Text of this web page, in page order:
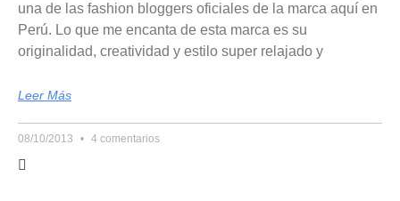
una de las fashion bloggers oficiales de la marca aquí en
Perú. Lo que me encanta de esta marca es su
originalidad, creatividad y estilo super relajado y
Leer Más
08/10/2013 4 comentarios